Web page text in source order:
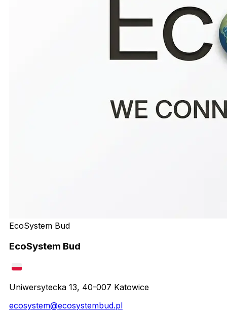
EcoSystem Bud
EcoSystem Bud
Uniwersytecka 13, 40-007 Katowice
ecosystem@ecosystembud.pl